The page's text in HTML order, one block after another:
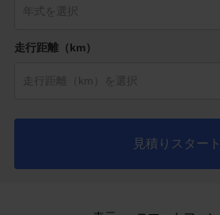
走行距離（km）
見積りスタート